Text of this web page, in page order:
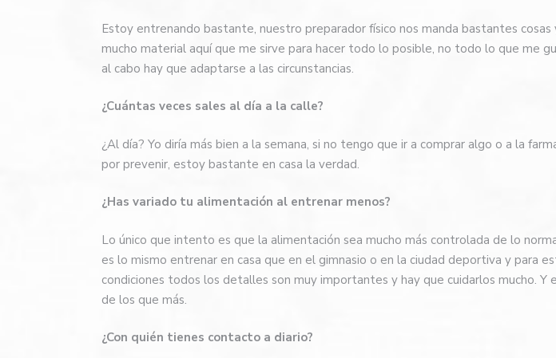
Estoy entrenando bastante, nuestro preparador físico nos manda bastantes
mucho material aquí que me sirve para hacer todo lo posible, no todo lo que me
al cabo hay que adaptarse a las circunstancias.
¿Cuántas veces sales al día a la calle?
¿Al día? Yo diría más bien a la semana, si no tengo que ir a comprar algo o a la
por prevenir, estoy bastante en casa la verdad.
¿Has variado tu alimentación al entrenar menos?
Lo único que intento es que la alimentación sea mucho más controlada de lo
es lo mismo entrenar en casa que en el gimnasio o en la ciudad deportiva y para
condiciones todos los detalles son muy importantes y hay que cuidarlos mucho. Y
de los que más.
¿Con quién tienes contacto a diario?